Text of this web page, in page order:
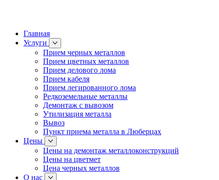
Главная
Услуги
Прием черных металлов
Прием цветных металлов
Прием делового лома
Прием кабеля
Прием легированного лома
Редкоземельные металлы
Демонтаж с вывозом
Утилизация металла
Вывоз
Пункт приема металла в Люберцах
Цены
Цены на демонтаж металлоконструкций
Цены на цветмет
Цена черных металлов
О нас